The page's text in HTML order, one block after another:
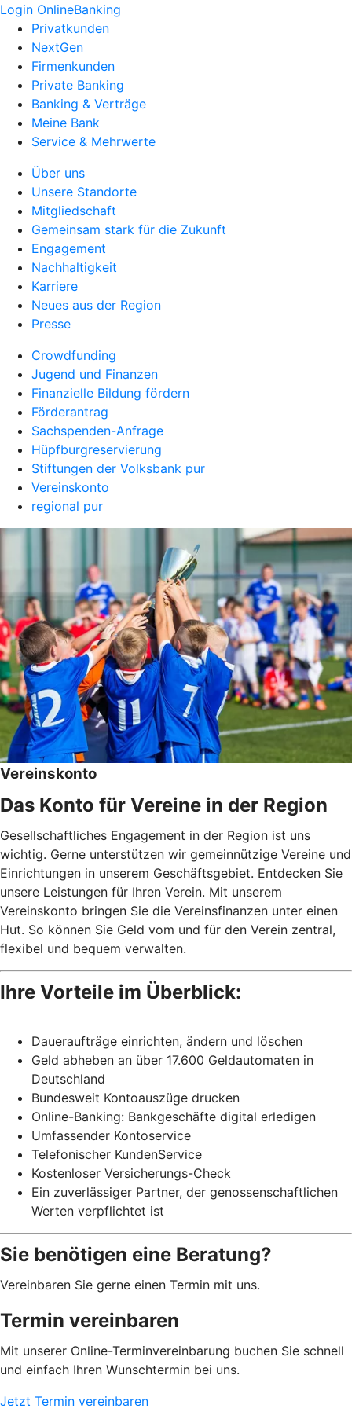
Login OnlineBanking
Privatkunden
NextGen
Firmenkunden
Private Banking
Banking & Verträge
Meine Bank
Service & Mehrwerte
Über uns
Unsere Standorte
Mitgliedschaft
Gemeinsam stark für die Zukunft
Engagement
Nachhaltigkeit
Karriere
Neues aus der Region
Presse
Crowdfunding
Jugend und Finanzen
Finanzielle Bildung fördern
Förderantrag
Sachspenden-Anfrage
Hüpfburgreservierung
Stiftungen der Volksbank pur
Vereinskonto
regional pur
Vereinskonto
Das Konto für Vereine in der Region
Gesellschaftliches Engagement in der Region ist uns
wichtig. Gerne unterstützen wir gemeinnützige Vereine und
Einrichtungen in unserem Geschäftsgebiet. Entdecken Sie
unsere Leistungen für Ihren Verein. Mit unserem
Vereinskonto bringen Sie die Vereinsfinanzen unter einen
Hut. So können Sie Geld vom und für den Verein zentral,
flexibel und bequem verwalten.
Ihre Vorteile im Überblick:
Daueraufträge einrichten, ändern und löschen
Geld abheben an über 17.600 Geldautomaten in
Deutschland
Bundesweit Kontoauszüge drucken
Online-Banking: Bankgeschäfte digital erledigen
Umfassender Kontoservice
Telefonischer KundenService
Kostenloser Versicherungs-Check
Ein zuverlässiger Partner, der genossenschaftlichen
Werten verpflichtet ist
Sie benötigen eine Beratung?
Vereinbaren Sie gerne einen Termin mit uns.
Termin vereinbaren
Mit unserer Online-Terminvereinbarung buchen Sie schnell
und einfach Ihren Wunschtermin bei uns.
Jetzt Termin vereinbaren